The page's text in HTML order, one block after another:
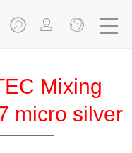
Mixing
micro silver